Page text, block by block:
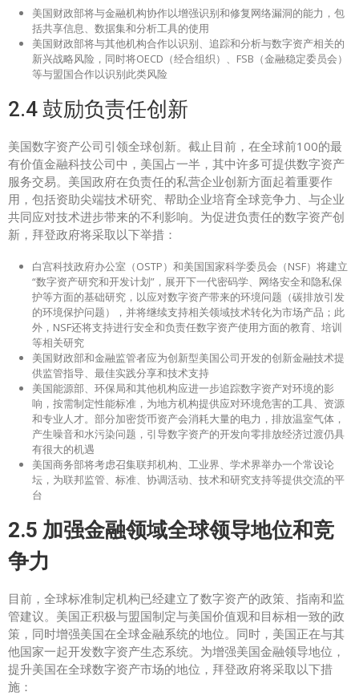
美国财政部将与金融机构协作以增强识别和修复网络漏洞的能力，包
括共享信息、数据集和分析工具的使用
美国财政部将与其他机构合作以识别、追踪和分析与数字资产相关的
新兴战略风险，同时将OECD（经合组织）、FSB（金融稳定委员会）
等与盟国合作以识别此类风险
2.4 鼓励负责任创新
美国数字资产公司引领全球创新。截止目前，在全球前100的最
有价值金融科技公司中，美国占一半，其中许多可提供数字资产
服务交易。美国政府在负责任的私营企业创新方面起着重要作
用，包括资助尖端技术研究、帮助企业培育全球竞争力、与企业
共同应对技术进步带来的不利影响。为促进负责任的数字资产创
新，拜登政府将采取以下举措：
白宫科技政府办公室（OSTP）和美国国家科学委员会（NSF）将建立
“数字资产研究和开发计划”，展开下一代密码学、网络安全和隐私保
护等方面的基础研究，以应对数字资产带来的环境问题（碳排放引发
的环境保护问题），并将继续支持相关领域技术转化为市场产品；此
外，NSF还将支持进行安全和负责任数字资产使用方面的教育、培训
等相关研究
美国财政部和金融监管者应为创新型美国公司开发的创新金融技术提
供监管指导、最佳实践分享和技术支持
美国能源部、环保局和其他机构应进一步追踪数字资产对环境的影
响，按需制定性能标准，为地方机构提供应对环境危害的工具、资源
和专业人才。部分加密货币资产会消耗大量的电力，排放温室气体，
产生噪音和水污染问题，引导数字资产的开发向零排放经济过渡仍具
有很大的机遇
美国商务部将考虑召集联邦机构、工业界、学术界举办一个常设论
坛，为联邦监管、标准、协调活动、技术和研究支持等提供交流的平
台
2.5 加强金融领域全球领导地位和竞
争力
目前，全球标准制定机构已经建立了数字资产的政策、指南和监
管建议。美国正积极与盟国制定与美国价值观和目标相一致的政
策，同时增强美国在全球金融系统的地位。同时，美国正在与其
他国家一起开发数字资产生态系统。为增强美国金融领导地位，
提升美国在全球数字资产市场的地位，拜登政府将采取以下措
施：